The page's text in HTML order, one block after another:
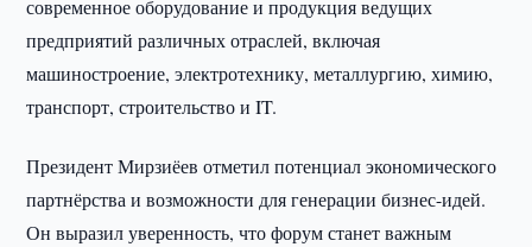
современное оборудование и продукция ведущих
предприятий различных отраслей, включая
машиностроение, электротехнику, металлургию, химию,
транспорт, строительство и IT.
Президент Мирзиёев отметил потенциал экономического
партнёрства и возможности для генерации бизнес-идей.
Он выразил уверенность, что форум станет важным